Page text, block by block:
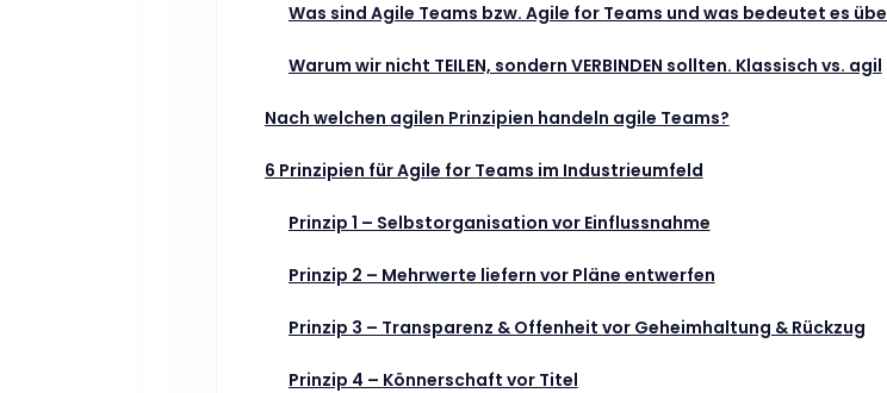
Was sind Agile Teams bzw. Agile for Teams und was bedeutet es
Warum wir nicht TEILEN, sondern VERBINDEN sollten. Klassisch vs. agil
Nach welchen agilen Prinzipien handeln agile Teams?
6 Prinzipien für Agile for Teams im Industrieumfeld
Prinzip 1 – Selbstorganisation vor Einflussnahme
Prinzip 2 – Mehrwerte liefern vor Pläne entwerfen
Prinzip 3 – Transparenz & Offenheit vor Geheimhaltung & Rückzug
Prinzip 4 – Könnerschaft vor Titel